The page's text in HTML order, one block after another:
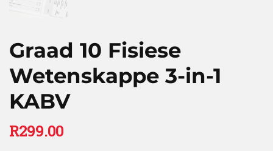
Graad 10 Fisiese
Wetenskappe 3-in-1
KABV
R299.00